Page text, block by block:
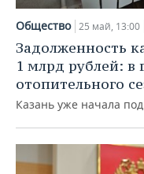
Общество 25 май, 13:00
Задолженность
1 млрд рублей: в
отопительного
Казань уже начала